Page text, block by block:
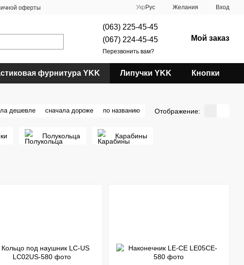
оферты Укр Рус Желания Вход
(063) 225-45-45
(067) 224-45-45
Перезвонить вам?
Мой заказ
фурнитура YKK Липучки YKK Кнопки
дешевле сначала дороже по названию Отображение:
Полукольца Карабины